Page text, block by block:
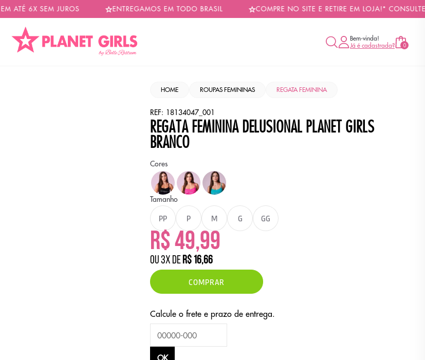
6X SEM JUROS ENTREGAMOS EM TODO BRASIL COMPRE NO SITE E RETIRE EM LOJA!* CONSULTE
Bem-vinda!
Já é cadastrada?
0
HOME ROUPAS FEMININAS REGATA FEMININA
REF: 18134047_001
REGATA FEMININA DELUSIONAL PLANET GIRLS
BRANCO
Cores
Cor
PRETO
Cor
ROSA
CLARO
Tamanho
PP P M G GG
R$ 49,99
ou3xdeR$ 16,66
COMPRAR